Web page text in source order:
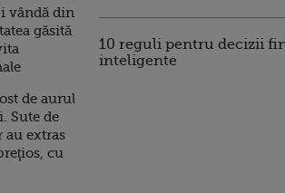
vândă din
găsită
de aurul
Sute de
au extras
cu
10 reguli pentru decizii
inteligente